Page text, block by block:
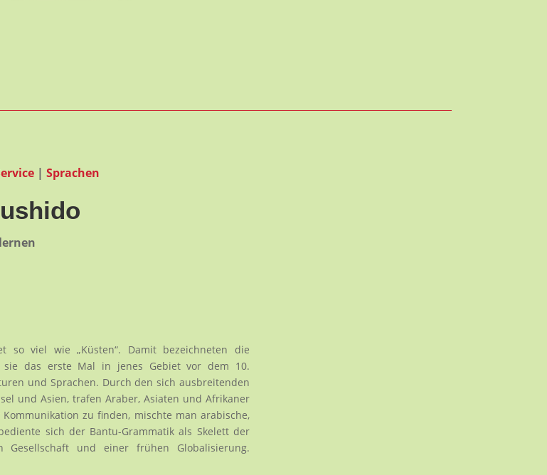
|Sprachen
so viel wie „Küsten“. Damit bezeichneten die
sie das erste Mal in jenes Gebiet vor dem 10.
und Sprachen. Durch den sich ausbreitenden
und Asien, trafen Araber, Asiaten und Afrikaner
zu finden, mischte man arabische,
sich der Bantu-Grammatik als Skelett der
und einer frühen Globalisierung.